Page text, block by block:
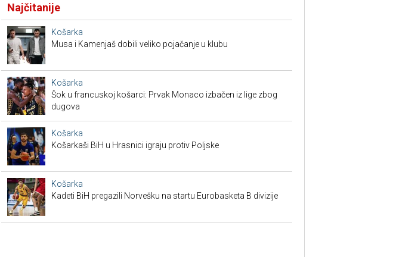
Najčitanije
Košarka
Musa i Kamenjaš dobili veliko pojačanje u klubu
Košarka
Šok u francuskoj košarci: Prvak Monaco izbačen iz lige zbog
dugova
Košarka
Košarkaši BiH u Hrasnici igraju protiv Poljske
Košarka
Kadeti BiH pregazili Norvešku na startu Eurobasketa B divizije